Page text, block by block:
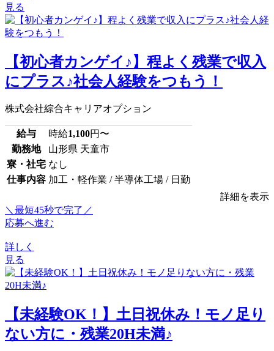
見る
【初心者カンゲイ♪】程よく残業で収入
にプラス♪社会人経験をつもう！
株式会社綜合キャリアオプション
給与 時給1,100円〜
勤務地
山形県 天童市
寮・社宅 なし
仕事内容 加工・軽作業 / 半導体工場 / 日勤
詳細を表示
＼最短45秒で完了／
応募へ進む
詳しく
見る
【未経験OK！】土日祝休み！モノ足り
ない方に・残業20H未満♪